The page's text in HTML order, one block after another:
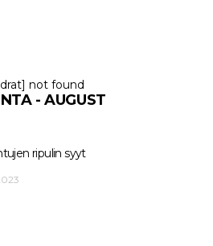
not found
- AUGUST
ripulin syyt